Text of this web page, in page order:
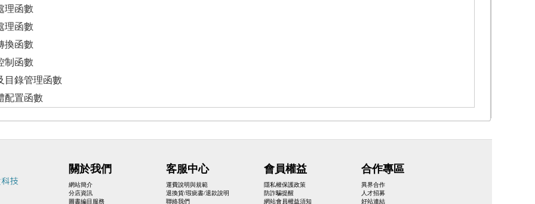
理函數
理函數
換函數
制函數
目錄管理函數
配置函數
關於我們
網站簡介
分店資訊
圖書編目服務
客服中心
運費說明與規範
退換貨/瑕疵書/退款說明
聯絡我們
會員權益
隱私權保護政策
防詐騙提醒
網站會員權益須知
合作專區
異界合作
人才招募
好站連結